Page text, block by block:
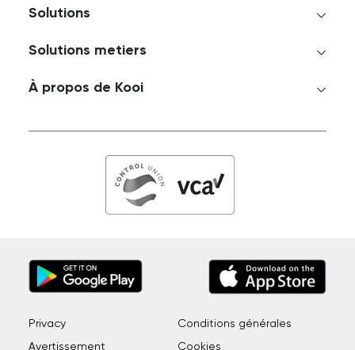
Solutions
Solutions metiers
À propos de Kooi
Privacy Conditions générales
Avertissement Cookies